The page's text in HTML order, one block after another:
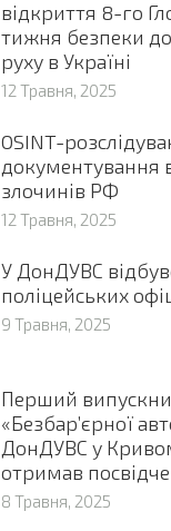
відкриття 8-го
тижня безпеки
руху в Україні
12 Травня, 2025
OSINT-
документування
злочинів РФ
12 Травня, 2025
У ДонДУВС
поліцейських
9 Травня, 2025
Перший
«Безбар’єрної
ДонДУВС у
отримав
8 Травня, 2025